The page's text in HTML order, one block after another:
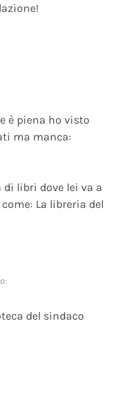
è piena ho visto
ma manca:
di libri dove lei va a
La libreria del
del sindaco